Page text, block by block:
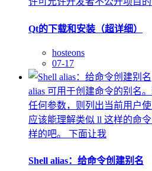
Qt的下载和安装（超详细）
hosteons
07-17
alias 可用于创建命令的别名
任何参数，则列出当前用户
应该能理解类似 ll 这样的命
样的吧。 下面让我
Shell alias：给命令创建别名